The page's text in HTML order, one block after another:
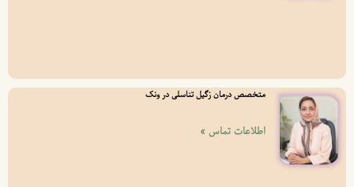
متخصص درمان زگیل تناسلی در ونک
اطلاعات تماس »